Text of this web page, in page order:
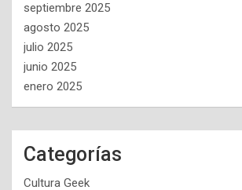
septiembre 2025
agosto 2025
julio 2025
junio 2025
enero 2025
Categorías
Cultura Geek